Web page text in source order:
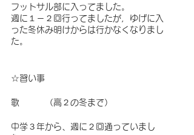
フットサル部に入ってました。
週に１－２回行ってましたが，ゆげに入
った冬休み明けからは行かなくなりまし
た。
☆習い事
歌　　　（高２の冬まで）
中学３年から、週に２回通っていまし